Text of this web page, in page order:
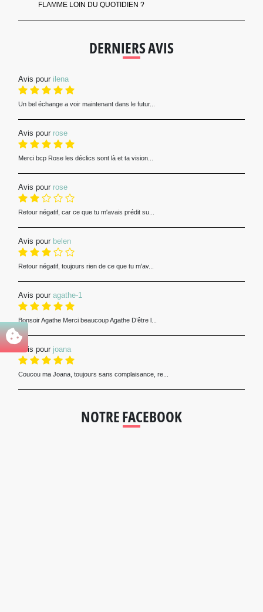
FLAMME LOIN DU QUOTIDIEN ?
DERNIERS AVIS
Avis pour ilena
Un bel échange a voir maintenant dans le futur...
Avis pour rose
Merci bcp Rose les déclics sont là et ta vision...
Avis pour rose
Retour négatif, car ce que tu m'avais prédit su...
Avis pour belen
Retour négatif, toujours rien de ce que tu m'av...
Avis pour agathe-1
Bonsoir Agathe Merci beaucoup Agathe D’être l...
Avis pour joana
Coucou ma Joana, toujours sans complaisance, re...
NOTRE FACEBOOK